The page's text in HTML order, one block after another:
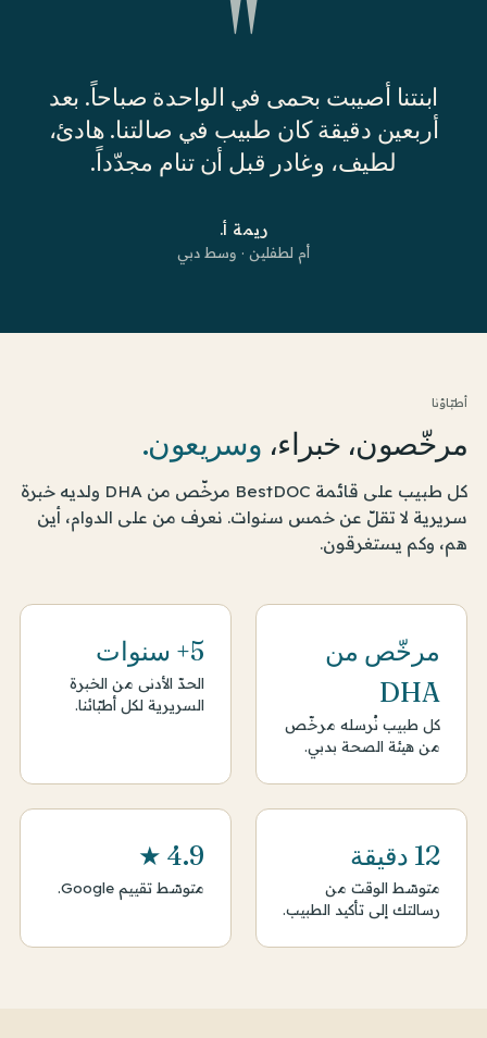
"
ابنتنا أصيبت بحمى في الواحدة صباحاً. بعد
أربعين دقيقة كان طبيب في صالتنا. هادئ،
لطيف، وغادر قبل أن تنام مجدّداً.
ريمة أ.
أم لطفلين · وسط دبي
أطبّاؤنا
مرخّصون، خبراء، وسريعون.
كل طبيب على قائمة BestDOC مرخّص من DHA ولديه خبرة
سريرية لا تقلّ عن خمس سنوات. نعرف من على الدوام، أين
هم، وكم يستغرقون.
مرخّص من
DHA
كل طبيب نُرسله مرخّص
من هيئة الصحة بدبي.
5+ سنوات
الحدّ الأدنى من الخبرة
السريرية لكل أطبّائنا.
12 دقيقة
متوسّط الوقت من
رسالتك إلى تأكيد الطبيب.
4.9 ★
متوسّط تقييم Google.